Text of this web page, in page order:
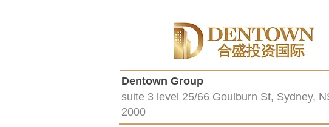
suite 3 level 25/66 Goulburn St, Sydney,
2000
Dentown Group